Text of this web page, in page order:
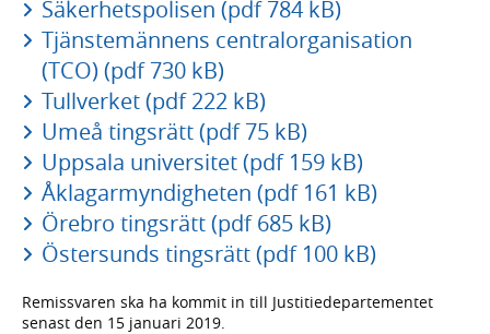
Säkerhetspolisen (pdf 784 kB)
Tjänstemännens centralorganisation
(TCO) (pdf 730 kB)
Tullverket (pdf 222 kB)
Umeå tingsrätt (pdf 75 kB)
Uppsala universitet (pdf 159 kB)
Åklagarmyndigheten (pdf 161 kB)
Örebro tingsrätt (pdf 685 kB)
Östersunds tingsrätt (pdf 100 kB)
Remissvaren ska ha kommit in till Justitiedepartementet
senast den 15 januari 2019.